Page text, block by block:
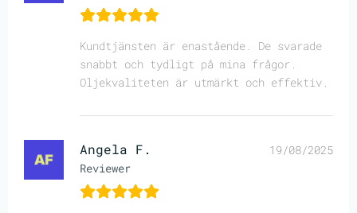
Kundtjänsten är enastående. De svarade
snabbt och tydligt på mina frågor.
Oljekvaliteten är utmärkt och effektiv.
Angela F.
Reviewer
19/08/2025